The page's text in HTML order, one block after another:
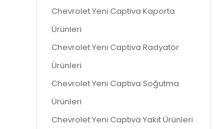
Chevrolet Yeni Captiva Kaporta
Ürünleri
Chevrolet Yeni Captiva Radyatör
Ürünleri
Chevrolet Yeni Captiva Soğutma
Ürünleri
Chevrolet Yeni Captiva Yakıt Ürünleri